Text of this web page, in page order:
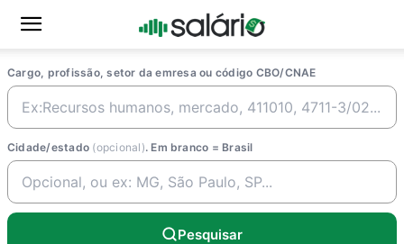
Cargo, profissão, setor da emresa ou código CBO/CNAE
Cidade/estado (opcional). Em branco = Brasil
Pesquisar